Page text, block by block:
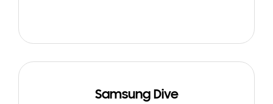
Samsung Dive